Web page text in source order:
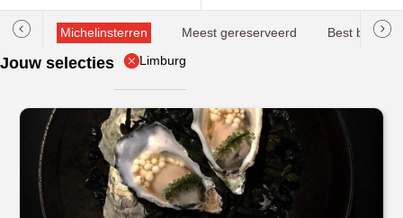
Michelinsterren Meest gereserveerd Best
Jouw selecties Limburg